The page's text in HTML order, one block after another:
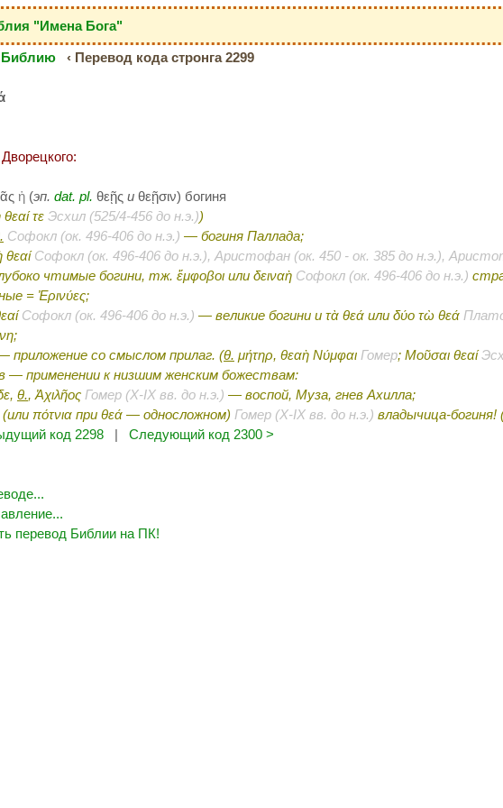
"Имена Бога"
Библию
‹ Перевод кода стронга 2299
ἡ (эп. dat. pl. θεῇς и θεῇσιν) богиня
τε Эсхил (525/4-456 до н.э.))
Софокл (ок. 496-406 до н.э.) — богиня Паллада;
θεαίСофокл (ок. 496-406 до н.э.), Аристофан (ок. 450 - ок. 385 до н.э.),
чтимые богини, тж. ἔμφοβοι или δειναὴ Софокл (ок. 496-406 до н.э.)
= Ἐρινύες;
Софокл (ок. 496-406 до н.э.) — великие богини и τὰ θεά или δύο τὼ θεά
приложение со смыслом прилаг. (θ. μήτηρ, θεαὴ Νύμφαι Гомер; Μοῦσαι θεαί
— применении к низшим женским божествам:
θ., Ἀχιλῆος Гомер (X-IX вв. до н.э.) — воспой, Муза, гнев Ахилла;
(или πότνια при θεά — односложном) Гомер (X-IX вв. до н.э.) владычица-богиня!
код 2298
| Следующий код 2300 >
перевод Библии на ПК!